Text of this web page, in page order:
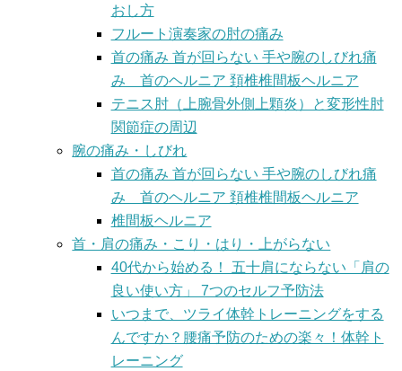
おし方
フルート演奏家の肘の痛み
首の痛み 首が回らない 手や腕のしびれ痛
み 首のヘルニア 頚椎椎間板ヘルニア
テニス肘（上腕骨外側上顆炎）と変形性肘
関節症の周辺
腕の痛み・しびれ
首の痛み 首が回らない 手や腕のしびれ痛
み 首のヘルニア 頚椎椎間板ヘルニア
椎間板ヘルニア
首・肩の痛み・こり・はり・上がらない
40代から始める！ 五十肩にならない「肩の
良い使い方」 7つのセルフ予防法
いつまで、ツライ体幹トレーニングをする
んですか？腰痛予防のための楽々！体幹ト
レーニング